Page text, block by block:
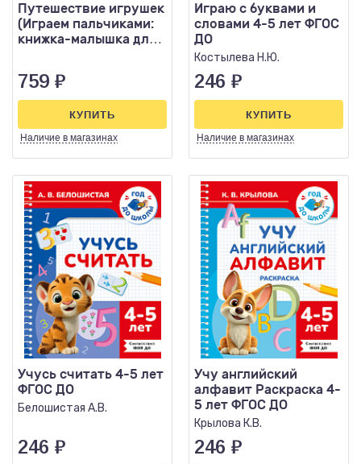
Путешествие игрушек
(Играем пальчиками:
книжка-малышка для
759 ₽
Наличие в магазинах
КУПИТЬ
Играю с буквами и
словами 4-5 лет ФГОС
ДО
Костылева Н.Ю.
246 ₽
Наличие в магазинах
КУПИТЬ
Учусь считать 4-5 лет
ФГОС ДО
Белошистая А.В.
246 ₽
Учу английский
алфавит Раскраска 4-
5 лет ФГОС ДО
Крылова К.В.
246 ₽